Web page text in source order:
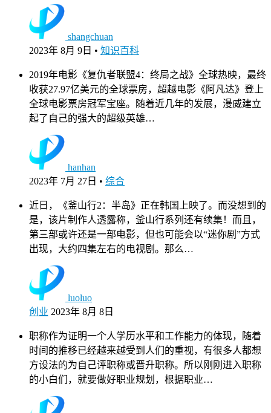
shangchuan
2023年 8月 9日 • 知识百科
2019年电影《复仇者联盟4：终局之战》全球热映，最终
收获27.97亿美元的全球票房，超越电影《阿凡达》登上
全球电影票房冠军宝座。随着近几年的发展，漫威建立
起了自己的强大的超级英雄…
hanhan
2023年 7月 27日 • 综合
近日，《釜山行2：半岛》正在韩国上映了。而没想到的
是，该片制作人透露称，釜山行系列还有续集！而且，
第三部或许还是一部电影，但也可能会以“迷你剧”方式
出现，大约四集左右的电视剧。那么…
luoluo
创业 2023年 8月 8日
职称作为证明一个人学历水平和工作能力的体现，随着
时间的推移已经越来越受到人们的重视，有很多人都想
方设法的为自己评职称或晋升职称。所以刚刚进入职称
的小白们，就要做好职业规划，根据职业…